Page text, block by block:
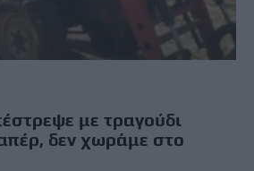
με τραγούδι
δεν χωράμε στο